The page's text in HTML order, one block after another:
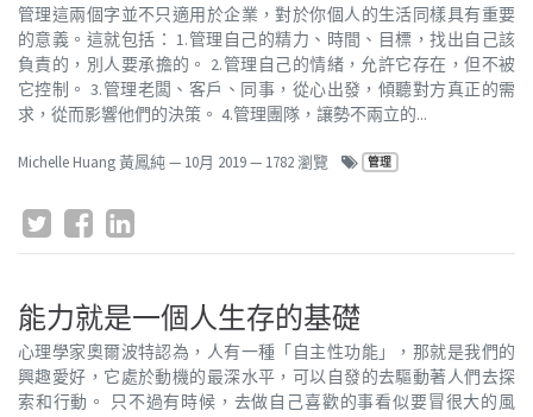
管理這兩個字並不只適用於企業，對於你個人的生活同樣具有重要
的意義。這就包括： 1.管理自己的精力、時間、目標，找出自己該
負責的，別人要承擔的。 2.管理自己的情緒，允許它存在，但不被
它控制。 3.管理老闆、客戶、同事，從心出發，傾聽對方真正的需
求，從而影響他們的決策。 4.管理團隊，讓勢不兩立的...
Michelle Huang 黃鳳純— 10月 2019— 1782 瀏覽 管理
能力就是一個人生存的基礎
心理學家奧爾波特認為，人有一種「自主性功能」，那就是我們的
興趣愛好，它處於動機的最深水平，可以自發的去驅動著人們去探
索和行動。 只不過有時候，去做自己喜歡的事看似要冒很大的風